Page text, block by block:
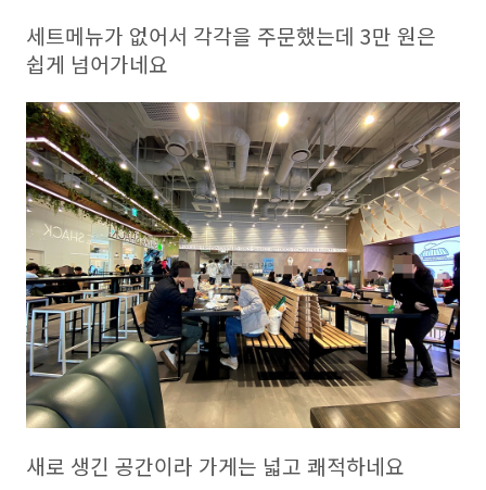
세트메뉴가 없어서 각각을 주문했는데 3만 원은
쉽게 넘어가네요
새로 생긴 공간이라 가게는 넓고 쾌적하네요